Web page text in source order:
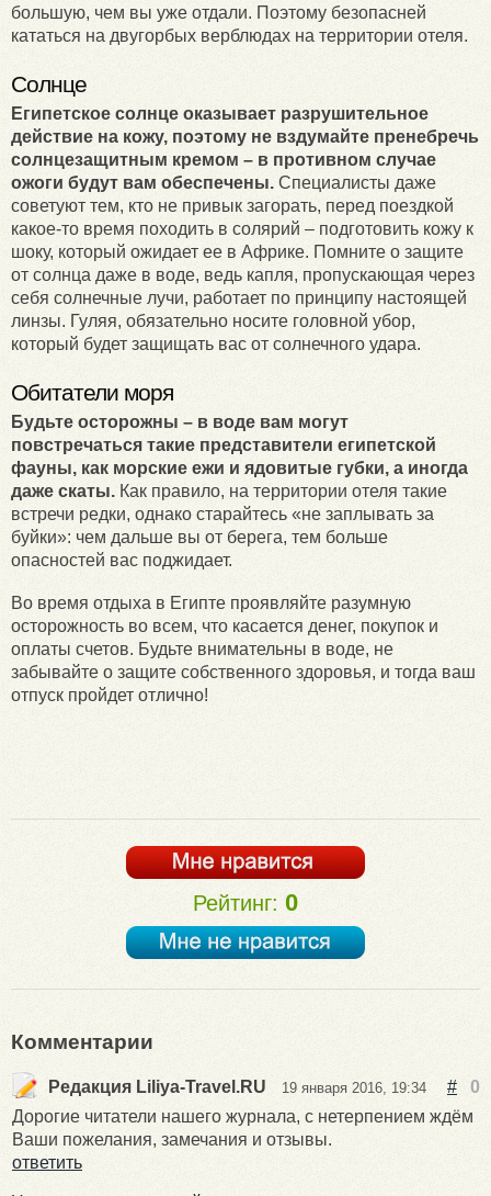
большую, чем вы уже отдали. Поэтому безопасней
кататься на двугорбых верблюдах на территории отеля.
Солнце
Египетское солнце оказывает разрушительное
действие на кожу, поэтому не вздумайте пренебречь
солнцезащитным кремом – в противном случае
ожоги будут вам обеспечены. Специалисты даже
советуют тем, кто не привык загорать, перед поездкой
какое-то время походить в солярий – подготовить кожу к
шоку, который ожидает ее в Африке. Помните о защите
от солнца даже в воде, ведь капля, пропускающая через
себя солнечные лучи, работает по принципу настоящей
линзы. Гуляя, обязательно носите головной убор,
который будет защищать вас от солнечного удара.
Обитатели моря
Будьте осторожны – в воде вам могут
повстречаться такие представители египетской
фауны, как морские ежи и ядовитые губки, а иногда
даже скаты. Как правило, на территории отеля такие
встречи редки, однако старайтесь «не заплывать за
буйки»: чем дальше вы от берега, тем больше
опасностей вас поджидает.
Во время отдыха в Египте проявляйте разумную
осторожность во всем, что касается денег, покупок и
оплаты счетов. Будьте внимательны в воде, не
забывайте о защите собственного здоровья, и тогда ваш
отпуск пройдет отлично!
Рейтинг: 0
Комментарии
Редакция Liliya-Travel.RU 19 января 2016, 19:34 #
0
Дорогие читатели нашего журнала, с нетерпением ждём
Ваши пожелания, замечания и отзывы.
ответить